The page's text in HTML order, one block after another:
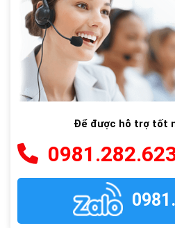
Để được hỗ trợ tốt